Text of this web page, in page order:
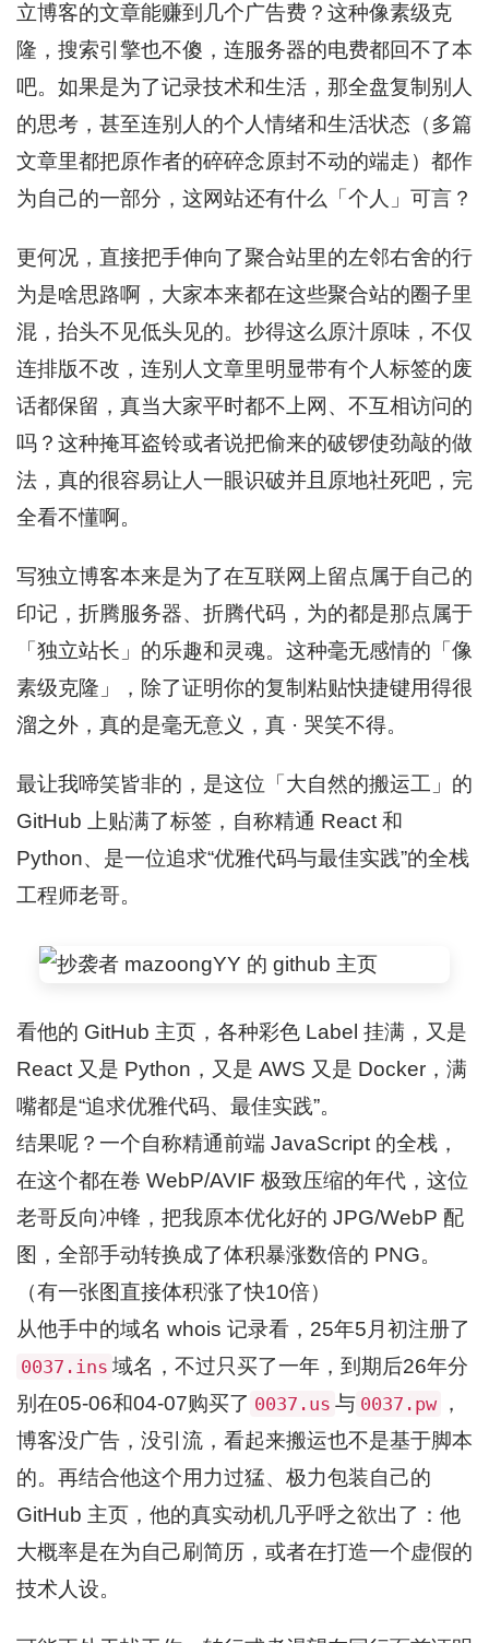
立博客的文章能赚到几个广告费？这种像素级克
隆，搜索引擎也不傻，连服务器的电费都回不了本
吧。如果是为了记录技术和生活，那全盘复制别人
的思考，甚至连别人的个人情绪和生活状态（多篇
文章里都把原作者的碎碎念原封不动的端走）都作
为自己的一部分，这网站还有什么「个人」可言？
更何况，直接把手伸向了聚合站里的左邻右舍的行
为是啥思路啊，大家本来都在这些聚合站的圈子里
混，抬头不见低头见的。抄得这么原汁原味，不仅
连排版不改，连别人文章里明显带有个人标签的废
话都保留，真当大家平时都不上网、不互相访问的
吗？这种掩耳盗铃或者说把偷来的破锣使劲敲的做
法，真的很容易让人一眼识破并且原地社死吧，完
全看不懂啊。
写独立博客本来是为了在互联网上留点属于自己的
印记，折腾服务器、折腾代码，为的都是那点属于
「独立站长」的乐趣和灵魂。这种毫无感情的「像
素级克隆」，除了证明你的复制粘贴快捷键用得很
溜之外，真的是毫无意义，真 · 哭笑不得。
最让我啼笑皆非的，是这位「大自然的搬运工」的
GitHub 上贴满了标签，自称精通 React 和
Python、是一位追求“优雅代码与最佳实践”的全栈
工程师老哥。
看他的 GitHub 主页，各种彩色 Label 挂满，又是
React 又是 Python，又是 AWS 又是 Docker，满
嘴都是“追求优雅代码、最佳实践”。
结果呢？一个自称精通前端 JavaScript 的全栈，
在这个都在卷 WebP/AVIF 极致压缩的年代，这位
老哥反向冲锋，把我原本优化好的 JPG/WebP 配
图，全部手动转换成了体积暴涨数倍的 PNG。
（有一张图直接体积涨了快10倍）
从他手中的域名 whois 记录看，25年5月初注册了
0037.ins 域名，不过只买了一年，到期后26年分
别在05-06和04-07购买了 0037.us 与 0037.pw ，
博客没广告，没引流，看起来搬运也不是基于脚本
的。再结合他这个用力过猛、极力包装自己的
GitHub 主页，他的真实动机几乎呼之欲出了：他
大概率是在为自己刷简历，或者在打造一个虚假的
技术人设。